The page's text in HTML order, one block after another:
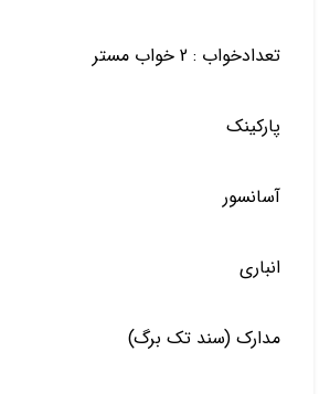
تعدادخواب : 2 خواب مستر
پارکینک
آسانسور
انباری
مدارک (سند تک برگ)